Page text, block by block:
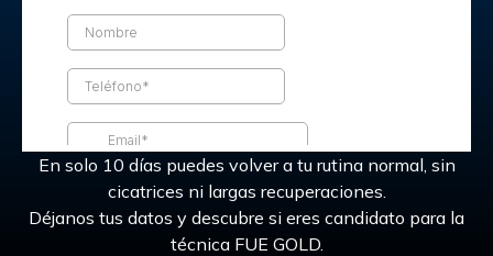
En solo 10 días puedes volver a tu rutina normal, sin
cicatrices ni largas recuperaciones.
Déjanos tus datos y descubre si eres candidato para la
técnica FUE GOLD.